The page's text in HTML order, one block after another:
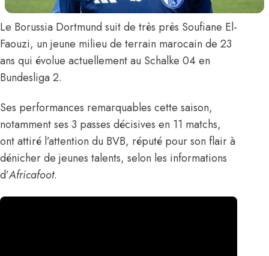
Le Borussia Dortmund suit de très près Soufiane El-
Faouzi, un jeune milieu de terrain marocain de 23
ans qui évolue actuellement au Schalke 04 en
Bundesliga 2.
Ses performances remarquables cette saison,
notamment ses 3 passes décisives en 11 matchs,
ont attiré l’attention du BVB, réputé pour son flair à
dénicher de jeunes talents, selon les informations
d’Africafoot.